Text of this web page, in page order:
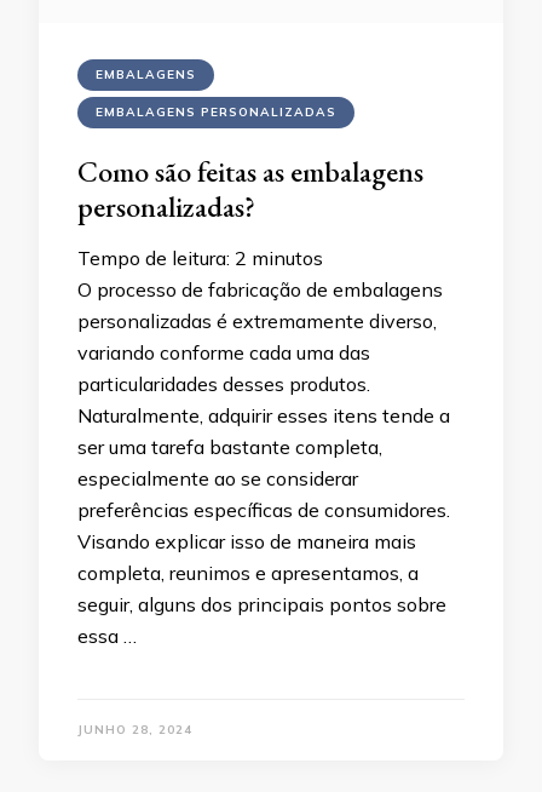
EMBALAGENS
EMBALAGENS PERSONALIZADAS
Como são feitas as embalagens
personalizadas?
Tempo de leitura: 2 minutos
O processo de fabricação de embalagens
personalizadas é extremamente diverso,
variando conforme cada uma das
particularidades desses produtos.
Naturalmente, adquirir esses itens tende a
ser uma tarefa bastante completa,
especialmente ao se considerar
preferências específicas de consumidores.
Visando explicar isso de maneira mais
completa, reunimos e apresentamos, a
seguir, alguns dos principais pontos sobre
essa …
JUNHO 28, 2024